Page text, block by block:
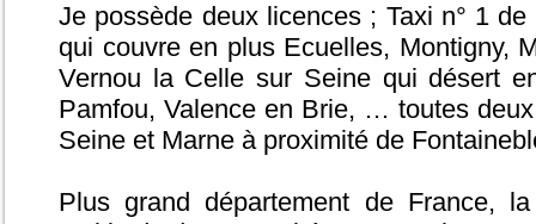
Je possède deux licences ; Taxi n° 1
qui couvre en plus Ecuelles, Montigny,
Vernou la Celle sur Seine qui désert
Pamfou, Valence en Brie, … toutes
Seine et Marne à proximité de
Plus grand département de France,